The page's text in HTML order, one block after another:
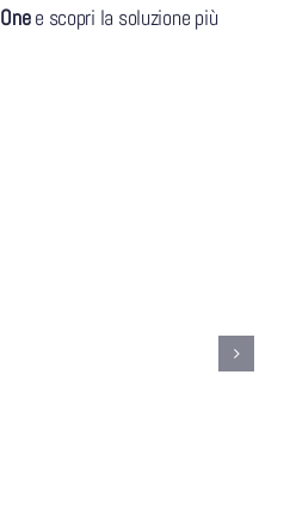
e scopri la soluzione più